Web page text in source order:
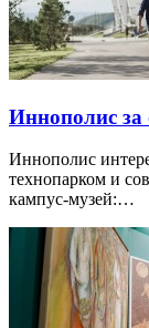
Иннополис за
Иннополис
технопарком и
кампус-музей:…